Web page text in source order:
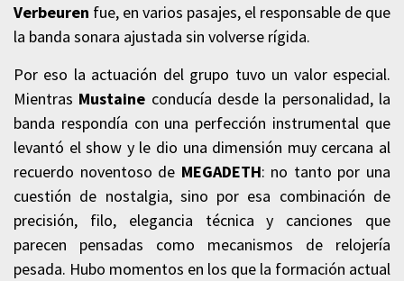
Verbeuren fue, en varios pasajes, el responsable de que
la banda sonara ajustada sin volverse rígida.
Por eso la actuación del grupo tuvo un valor especial.
Mientras Mustaine conducía desde la personalidad, la
banda respondía con una perfección instrumental que
levantó el show y le dio una dimensión muy cercana al
recuerdo noventoso de MEGADETH: no tanto por una
cuestión de nostalgia, sino por esa combinación de
precisión, filo, elegancia técnica y canciones que
parecen pensadas como mecanismos de relojería
pesada. Hubo momentos en los que la formación actual